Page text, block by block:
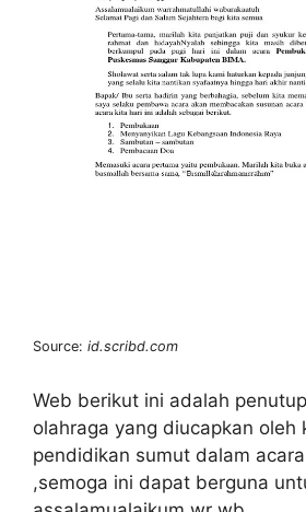
Source: id.scribd.com
Web berikut ini adalah
olahraga yang diucapkan oleh
pendidikan sumut dalam
,semoga ini dapat berguna